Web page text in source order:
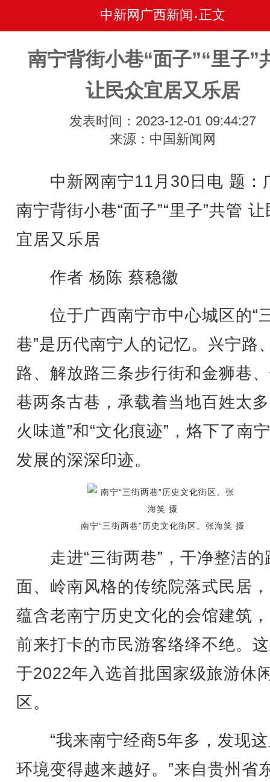
中新网广西新闻 • 正文
南宁背街小巷“面子”“里子”
让民众宜居又乐居
发表时间：2023-12-01 09:44:27
来源：中国新闻网
中新网南宁11月30日电 题：
南宁背街小巷“面子”“里子”共管
宜居又乐居
作者 杨陈 蔡稳徽
位于广西南宁市中心城区的“
巷”是历代南宁人的记忆。兴宁路
路、解放路三条步行街和金狮巷
巷两条古巷，承载着当地百姓太
火味道”和“文化痕迹”，烙下了南
发展的深深印迹。
南宁“三街两巷”历史文化街区。张海笑 摄
走进“三街两巷”，干净整洁的
面、岭南风格的传统院落式民居
蕴含老南宁历史文化的会馆建筑
前来打卡的市民游客络绎不绝。
于2022年入选首批国家级旅游休
区。
“我来南宁经商5年多，发现这
环境变得越来越好。”来自贵州省